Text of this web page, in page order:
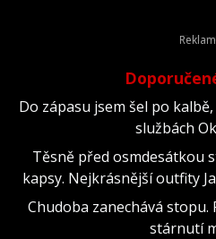
Do zápasu jsem šel po
službách
Těsně před osmdesátkou
kapsy. Nejkrásnější outfity
Chudoba zanechává
stárnutí